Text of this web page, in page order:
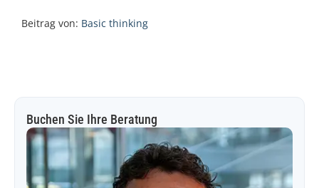
Beitrag von: Basic thinking
Buchen Sie Ihre Beratung